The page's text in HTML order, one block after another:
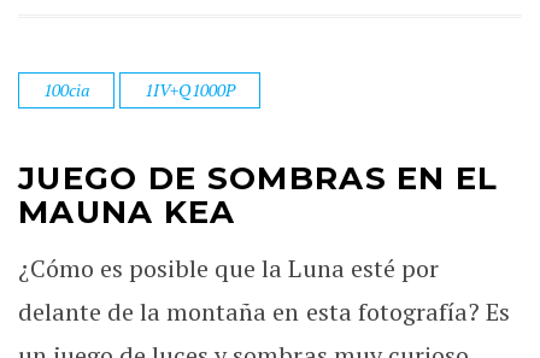
100cia 1IV+Q1000P
JUEGO DE SOMBRAS EN EL
MAUNA KEA
¿Cómo es posible que la Luna esté por
delante de la montaña en esta fotografía? Es